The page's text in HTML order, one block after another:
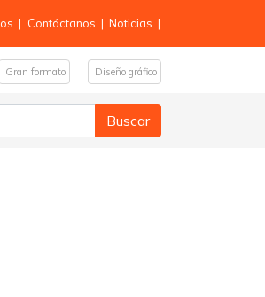
| Contáctanos | Noticias |
Gran formato Diseño gráfico